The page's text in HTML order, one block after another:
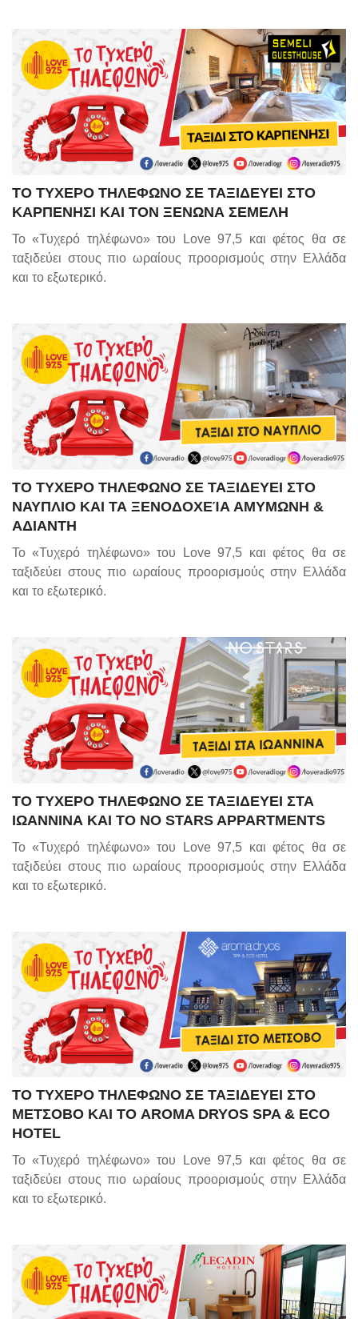
ΤΟ ΤΥΧΕΡΟ ΤΗΛΕΦΩΝΟ ΣΕ ΤΑΞΙΔΕΥΕΙ ΣΤΟ
ΚΑΡΠΕΝΗΣΙ ΚΑΙ ΤΟΝ ΞΕΝΩΝΑ ΣΕΜΕΛΗ
Το «Τυχερό τηλέφωνο» του Love 97,5 και φέτος θα σε
ταξιδεύει στους πιο ωραίους προορισμούς στην Ελλάδα
και το εξωτερικό.
ΤΟ ΤΥΧΕΡΟ ΤΗΛΕΦΩΝΟ ΣΕ ΤΑΞΙΔΕΥΕΙ ΣΤΟ
ΝΑΥΠΛΙΟ ΚΑΙ ΤΑ ΞΕΝΟΔΟΧΕΊΑ ΑΜΥΜΩΝΗ &
ΑΔΙΑΝΤΗ
Το «Τυχερό τηλέφωνο» του Love 97,5 και φέτος θα σε
ταξιδεύει στους πιο ωραίους προορισμούς στην Ελλάδα
και το εξωτερικό.
ΤΟ ΤΥΧΕΡΟ ΤΗΛΕΦΩΝΟ ΣΕ ΤΑΞΙΔΕΥΕΙ ΣΤΑ
ΙΩΑΝΝΙΝΑ ΚΑΙ ΤΟ NO STARS APPARTMENTS
Το «Τυχερό τηλέφωνο» του Love 97,5 και φέτος θα σε
ταξιδεύει στους πιο ωραίους προορισμούς στην Ελλάδα
και το εξωτερικό.
ΤΟ ΤΥΧΕΡΟ ΤΗΛΕΦΩΝΟ ΣΕ ΤΑΞΙΔΕΥΕΙ ΣΤΟ
ΜΕΤΣΟΒΟ ΚΑΙ ΤΟ AROMA DRYOS SPA & ECO
HOTEL
Το «Τυχερό τηλέφωνο» του Love 97,5 και φέτος θα σε
ταξιδεύει στους πιο ωραίους προορισμούς στην Ελλάδα
και το εξωτερικό.